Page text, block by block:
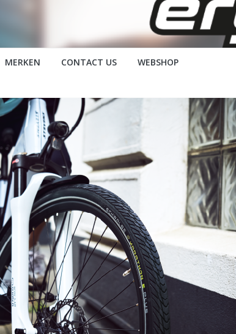
MERKEN CONTACT US WEBSHOP